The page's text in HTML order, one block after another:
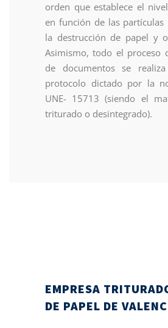
orden que establece el
en función de las partículas
la destrucción de papel y
Asimismo, todo el proceso
de documentos se
protocolo dictado por la
UNE- 15713 (siendo el
triturado o desintegrado).
EMPRESA
DE PAPEL DE